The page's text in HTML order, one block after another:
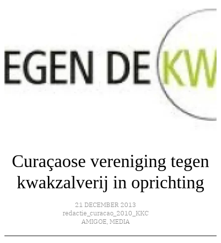
Curaçaose vereniging tegen
kwakzalverij in oprichting
21 DECEMBER 2013
redactie_curacao_2010_KKC
AMIGOE, MEDIA